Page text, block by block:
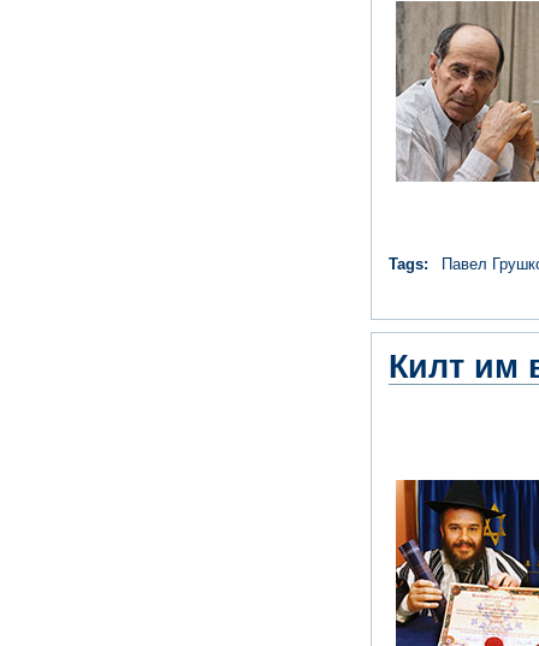
Tags: Павел
Килт им